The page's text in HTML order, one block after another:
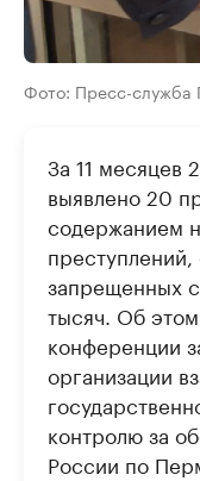
Фото: Пресс-
За 11 месяцев
выявлено 20
содержанием
запрещенных
тысяч. Об
конференции
организации
контролю за
России по